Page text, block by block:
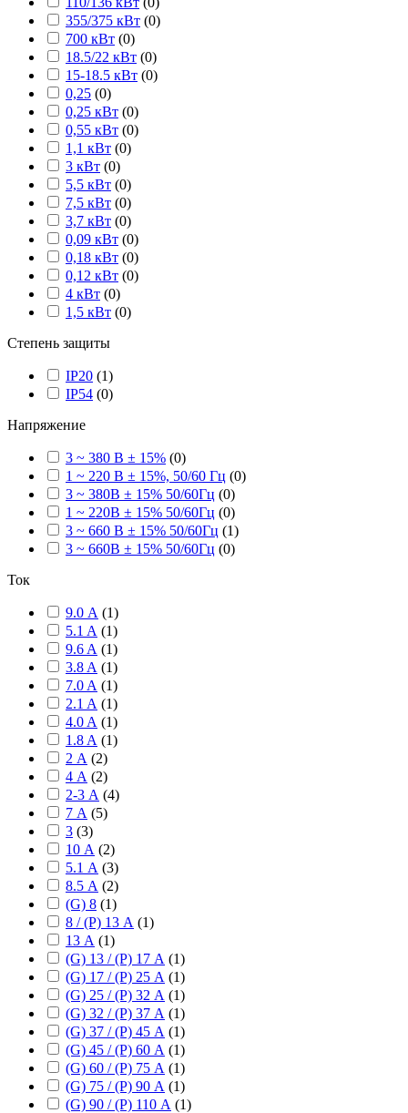
355/375 кВт (0)
700 кВт (0)
18.5/22 кВт (0)
15-18.5 кВт (0)
0,25 (0)
0,25 кВт (0)
0,55 кВт (0)
1,1 кВт (0)
3 кВт (0)
5,5 кВт (0)
7,5 кВт (0)
3,7 кВт (0)
0,09 кВт (0)
0,18 кВт (0)
0,12 кВт (0)
4 кВт (0)
1,5 кВт (0)
Степень защиты
IP20 (1)
IP54 (0)
Напряжение
3 ~ 380 В ± 15% (0)
1 ~ 220 В ± 15%, 50/60 Гц (0)
3 ~ 380В ± 15% 50/60Гц (0)
1 ~ 220В ± 15% 50/60Гц (0)
3 ~ 660 В ± 15% 50/60Гц (1)
3 ~ 660В ± 15% 50/60Гц (0)
Ток
9.0 А (1)
5.1 A (1)
9.6 A (1)
3.8 A (1)
7.0 A (1)
2.1 A (1)
4.0 A (1)
1.8 A (1)
2 А (2)
4 А (2)
2-3 А (4)
7 А (5)
3 (3)
10 А (2)
5.1 А (3)
8.5 А (2)
(G) 8 (1)
8 / (P) 13 А (1)
13 А (1)
(G) 13 / (P) 17 А (1)
(G) 17 / (P) 25 А (1)
(G) 25 / (P) 32 А (1)
(G) 32 / (P) 37 А (1)
(G) 37 / (P) 45 А (1)
(G) 45 / (P) 60 А (1)
(G) 60 / (P) 75 А (1)
(G) 75 / (P) 90 А (1)
(G) 90 / (P) 110 А (1)